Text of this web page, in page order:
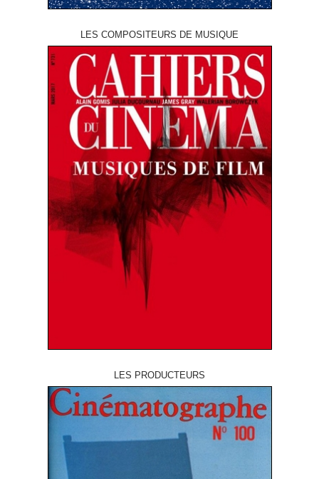
LES COMPOSITEURS DE MUSIQUE
LES PRODUCTEURS